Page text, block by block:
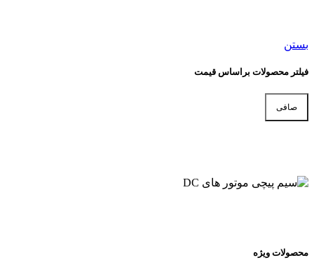
بستن
فیلتر محصولات براساس قیمت
صافی
محصولات ویژه